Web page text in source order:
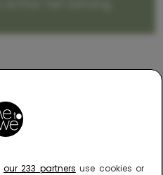
our 233 partners use cookies or